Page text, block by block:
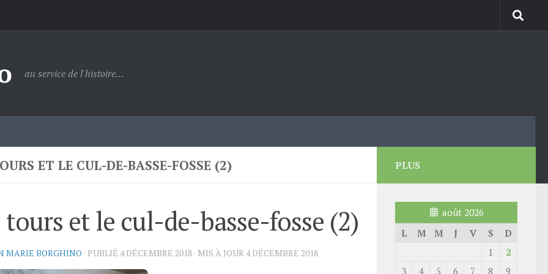
au service de l'histoire…
ET LE CUL-DE-BASSE-FOSSE (2)
tours et le cul-de-basse-fosse (2)
MARIE BORGHINO · PUBLIÉ 4 DÉCEMBRE 2018 · MIS À JOUR 4 DÉCEMBRE 2018
PLUS
août 2026
L
M M J V S
D
1
2
3
4 5 6 7 8
9